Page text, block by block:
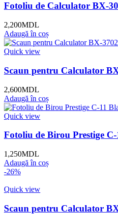
Fotoliu de Calculator BX-
2,200MDL
Adaugă în coș
Quick view
Scaun pentru Calculator
2,600MDL
Adaugă în coș
Quick view
Fotoliu de Birou Prestige
1,250MDL
Adaugă în coș
-26%
Quick view
Scaun pentru Calculator